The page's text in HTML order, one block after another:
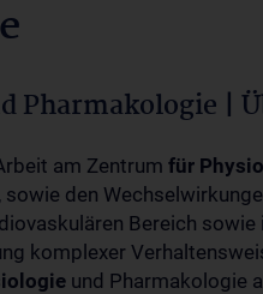
Pharmakologie |
am Zentrum für
den
Bereich
komplexer
und Pharmakologie